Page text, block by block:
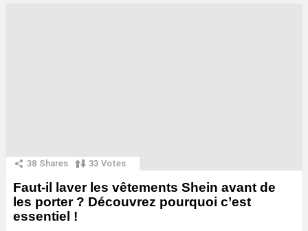
38 Shares 33 Votes
Faut-il laver les vêtements Shein avant de
les porter ? Découvrez pourquoi c’est
essentiel !